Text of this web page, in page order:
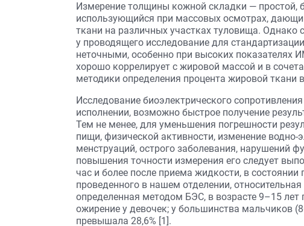
Измерение толщины кожной складки — простой,
использующийся при массовых осмотрах,
ткани на различных участках туловища. Однако
у проводящего исследование для
неточными, особенно при высоких
хорошо коррелирует с жировой массой и в
методики определения процента жировой ткани
Исследование биоэлектрического
исполнении, возможно быстрое получение
Тем не менее, для уменьшения погрешности
пищи, физической активности, изменение водно-
менструаций, острого заболевания, нарушений
повышения точности измерения его следует
час и более после приема жидкости, в
проведенного в нашем отделении,
определенная методом БЭС, в возрасте 9–15 лет
ожирение у девочек; у большинства мальчиков
превышала 28,6% [1].